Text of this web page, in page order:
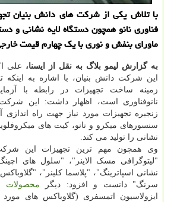
با تلاش یكی از شركت های دانش بنیان
فناوری نانو همچون دستگاه لایه نشانی و
ماورای بنفش و نوری با یك چهارم قیمت
به گزارش لیمو بلاگ به نقل از ایسنا، علی
این شرکت دانش بنیان، با اشاره به اینکه
زمینه ساخت تجهیزات در رابطه با
نانوفناوری است، اظهار داشت: این
زنجیره تجهیزات مورد نیاز جهت راه
سنسورهای میکرو و نانو، کیت های
نشانی را تولید می کند.
وی همچون مهم ترین تجهیزات این
"لیتوگرافی مسک الاینر"، "سلول های
نشانی اسپاترینگ"، "پلاسما کلینر"،
سرنگ" دانست و افزود: دیگر محصولات
ایزولاسیون اتمسفری (گلاوباکس های